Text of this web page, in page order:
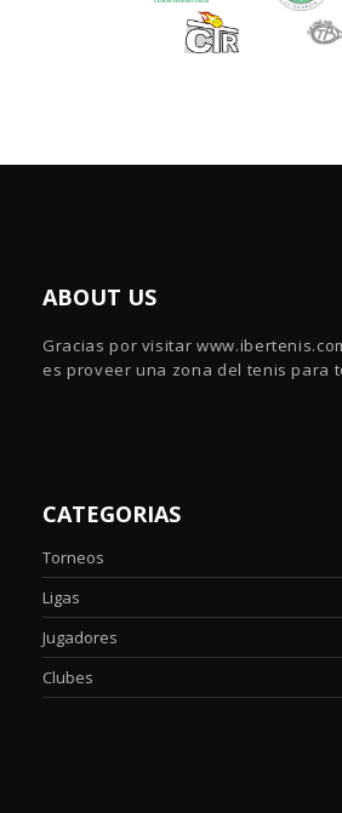
ABOUT US
Gracias por visitar
es proveer una zona del tenis para
CATEGORIAS
Torneos
Ligas
Jugadores
Clubes